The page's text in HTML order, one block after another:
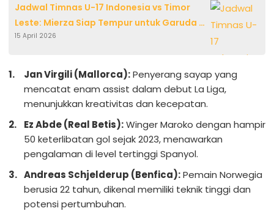
Jadwal Timnas U-17 Indonesia vs Timor
Leste: Mierza Siap Tempur untuk Garuda di
Piala AFF U-17 2026
15 April 2026
Jan Virgili (Mallorca):Penyerang sayap yang
mencatat enam assist dalam debut La Liga,
menunjukkan kreativitas dan kecepatan.
Ez Abde (Real Betis):Winger Maroko dengan hampir
50 keterlibatan gol sejak 2023, menawarkan
pengalaman di level tertinggi Spanyol.
Andreas Schjelderup (Benfica):Pemain Norwegia
berusia 22 tahun, dikenal memiliki teknik tinggi dan
potensi pertumbuhan.